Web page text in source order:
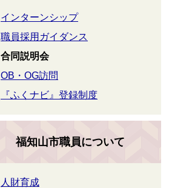
インターンシップ
職員採用ガイダンス
合同説明会
OB・OG訪問
『ふくナビ』登録制度
福知山市職員について
人財育成